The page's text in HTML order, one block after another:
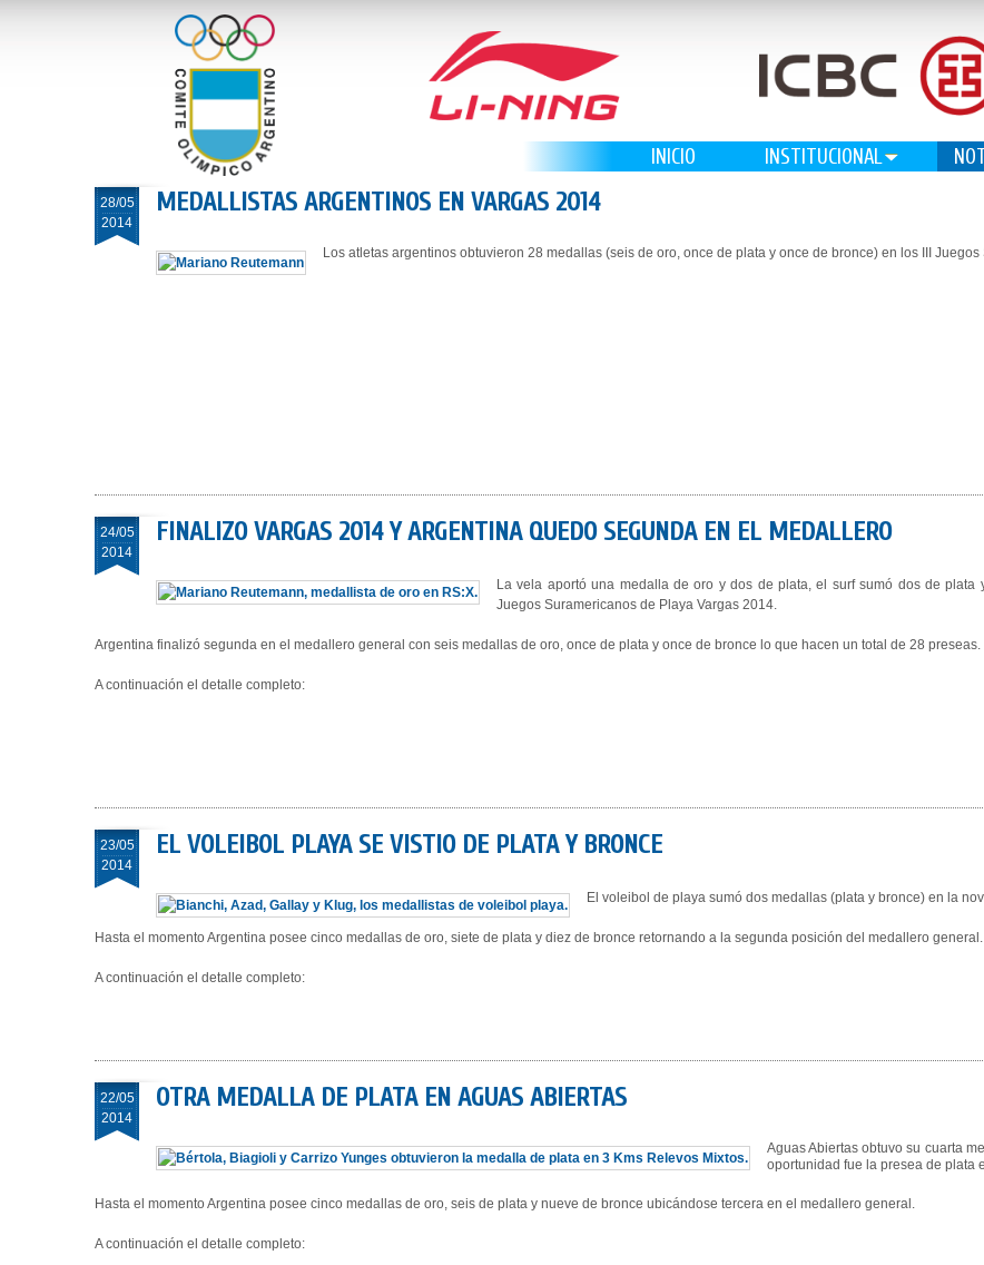
INICIO INSTITUCIONAL
28/05
2014
MEDALLISTAS ARGENTINOS EN VARGAS 2014
Los atletas argentinos obtuvieron 28 medallas (seis de oro, once de plata y once de bronce) en los III
24/05
2014
FINALIZO VARGAS 2014 Y ARGENTINA QUEDO SEGUNDA EN EL MEDALLERO
La vela aportó una medalla de oro y dos de plata, el surf sumó dos de
Juegos Suramericanos de Playa Vargas 2014.
Argentina finalizó segunda en el medallero general con seis medallas de oro, once de plata y once de bronce lo que hacen un total de 28 preseas.
A continuación el detalle completo:
23/05
2014
EL VOLEIBOL PLAYA SE VISTIO DE PLATA Y BRONCE
El voleibol de playa sumó dos medallas (plata y bronce) en la
Hasta el momento Argentina posee cinco medallas de oro, siete de plata y diez de bronce retornando a la segunda posición del medallero general.
A continuación el detalle completo:
22/05
2014
OTRA MEDALLA DE PLATA EN AGUAS ABIERTAS
Aguas Abiertas obtuvo su cuarta
oportunidad fue la presea de plata
Hasta el momento Argentina posee cinco medallas de oro, seis de plata y nueve de bronce ubicándose tercera en el medallero general.
A continuación el detalle completo: